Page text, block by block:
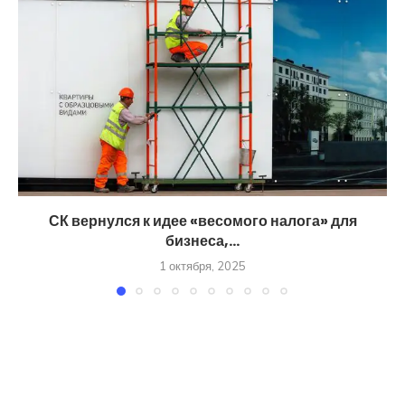
СК вернулся к идее «весомого налога» для
бизнеса,...
1 октября, 2025